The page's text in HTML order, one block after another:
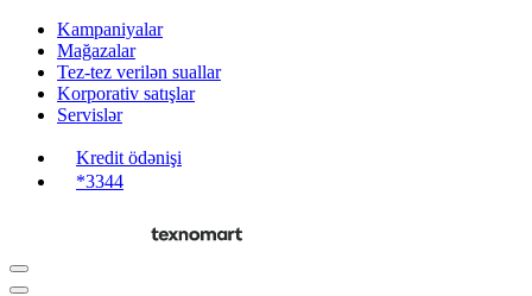
Kampaniyalar
Mağazalar
Tez-tez verilən suallar
Korporativ satışlar
Servislər
Kredit ödənişi
*3344